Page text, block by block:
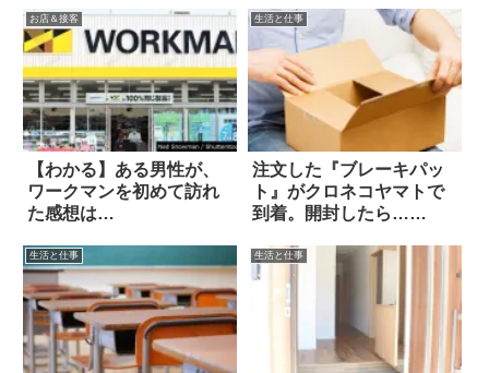
お店＆接客
【わかる】ある男性が、
ワークマンを初めて訪れ
た感想は…
生活と仕事
注文した『ブレーキパッ
ト』がクロネコヤマトで
到着。開封したら…
生活と仕事 生活と仕事